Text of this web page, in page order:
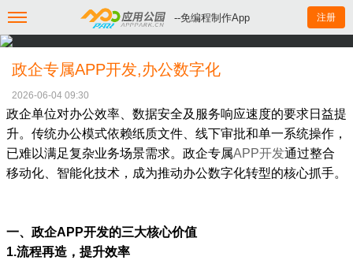
--免编程制作App 注册
政企专属APP开发,办公数字化
2026-06-04 09:30
政企单位对办公效率、数据安全及服务响应速度的要求日益提
升。传统办公模式依赖纸质文件、线下审批和单一系统操作，
已难以满足复杂业务场景需求。政企专属APP开发通过整合
移动化、智能化技术，成为推动办公数字化转型的核心抓手。
一、政企APP开发的三大核心价值
1.流程再造，提升效率